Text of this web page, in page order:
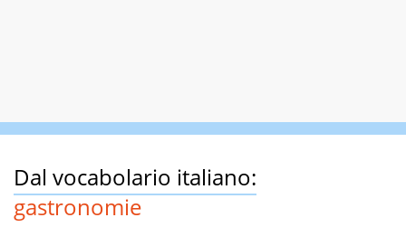
Dal vocabolario italiano:
gastronomie